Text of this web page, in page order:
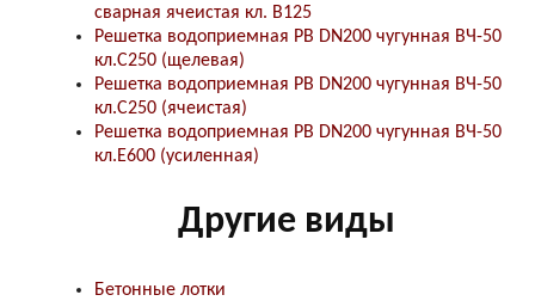
сварная ячеистая кл. В125
Решетка водоприемная РВ DN200 чугунная ВЧ-50
кл.С250 (щелевая)
Решетка водоприемная РВ DN200 чугунная ВЧ-50
кл.С250 (ячеистая)
Решетка водоприемная РВ DN200 чугунная ВЧ-50
кл.Е600 (усиленная)
Другие виды
Бетонные лотки